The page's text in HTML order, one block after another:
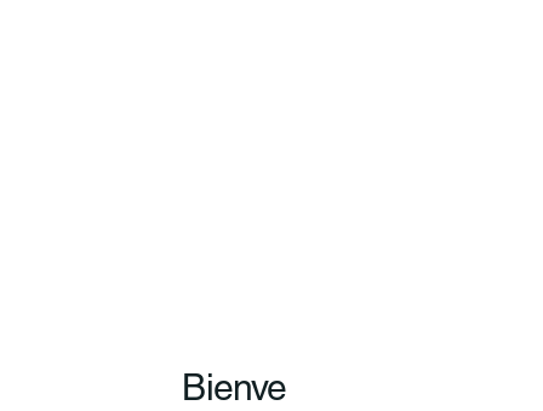
Bienve